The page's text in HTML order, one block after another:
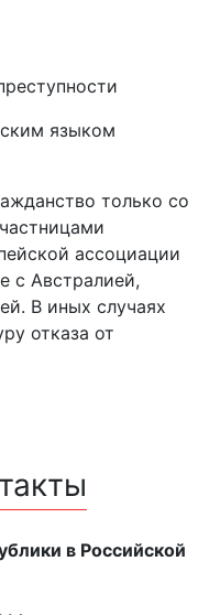
языком
только со
ассоциации
с Австралией,
В иных случаях
отказа от
в Российской